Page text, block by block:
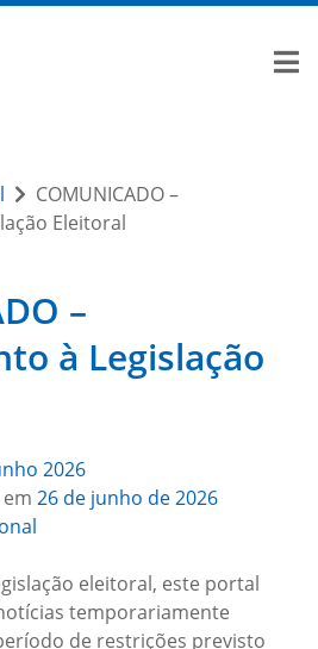
COMUNICADO –
Eleitoral
–
à Legislação
2026
26 de junho de 2026
eleitoral, este portal
temporariamente
de restrições previsto